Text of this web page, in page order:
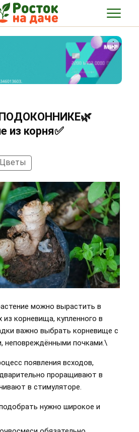
из корня✅
Цветы
можно вырастить в
из корневища, купленного в
важно выбрать корневище с
неповреждёнными почками.\
появления всходов,
проращивают в
в стимуляторе.
нужно широкое и